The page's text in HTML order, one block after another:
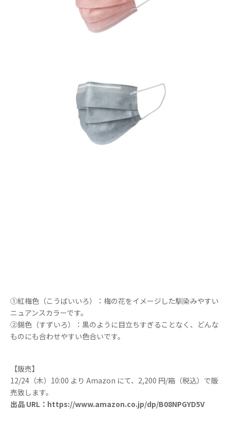
①紅梅色（こうばいいろ）：梅の花をイメージした馴染みやすい
ニュアンスカラーです。
②錫色（すずいろ）：黒のように目立ちすぎることなく、どんな
ものにも合わせやすい色合いです。
【販売】
12/24（木）10:00 より Amazon にて、2,200 円/箱（税込）で販
売致します。
出品 URL：https://www.amazon.co.jp/dp/B08NPGYD5V